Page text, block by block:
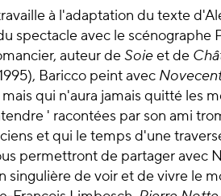
à l'adaptation du texte
spectacle avec le scénographe
auteur deSoieet de
Baricco peint avec
qui n'aura jamais quitté les
' racontées par son ami
et qui le temps d'une
permettront de partager avec
singulière de voir et de vivre le